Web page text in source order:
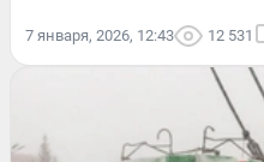
7 января, 2026, 12:43 12 531